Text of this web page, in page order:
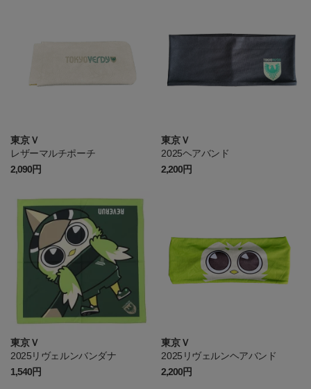
東京Ｖ
レザーマルチポーチ
2,090円
東京Ｖ
2025ヘアバンド
2,200円
東京Ｖ
2025リヴェルンバンダナ
1,540円
東京Ｖ
2025リヴェルンヘアバンド
2,200円